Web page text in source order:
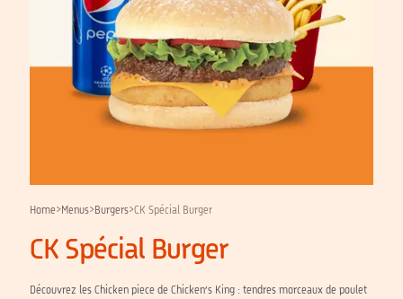
Home>Menus>Burgers>CK Spécial Burger
CK Spécial Burger
Découvrez les Chicken piece de Chicken’s King : tendres morceaux de poulet